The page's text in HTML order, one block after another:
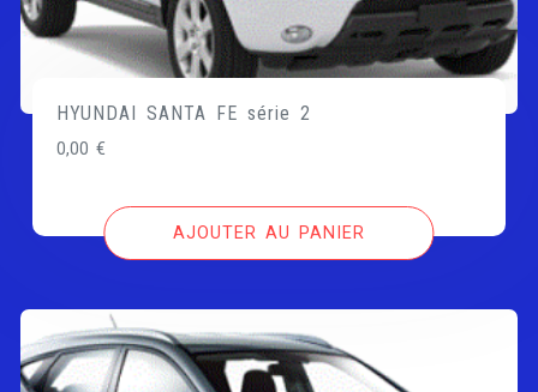
HYUNDAI SANTA FE série 2
0,00€
AJOUTER AU PANIER